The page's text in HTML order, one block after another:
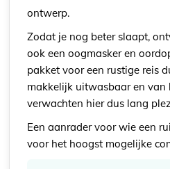
ontwerp.
Zodat je nog beter slaapt,
ook een oogmasker en
pakket voor een rustige reis
makkelijk uitwasbaar en
verwachten hier dus lang
Een aanrader voor wie een
voor het hoogst mogelijke